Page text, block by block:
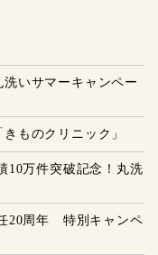
洗いサマーキャンペー
ものクリニック」
10万件突破記念！丸洗
20周年 特別キャンペ